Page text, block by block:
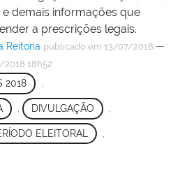
demais informações que
a prescrições legais.
Reitoria publicado em 13/07/2018 —
18h52
2018 ,
DIVULGAÇÃO
ELEITORAL